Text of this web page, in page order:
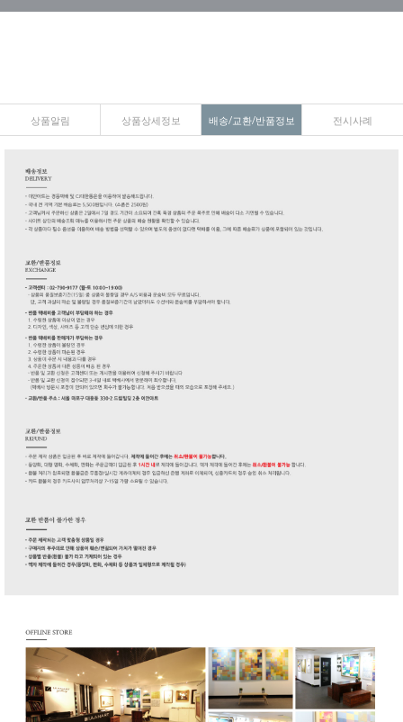
상품알림 상품상세정보 배송/교환/반품정보 전시사례